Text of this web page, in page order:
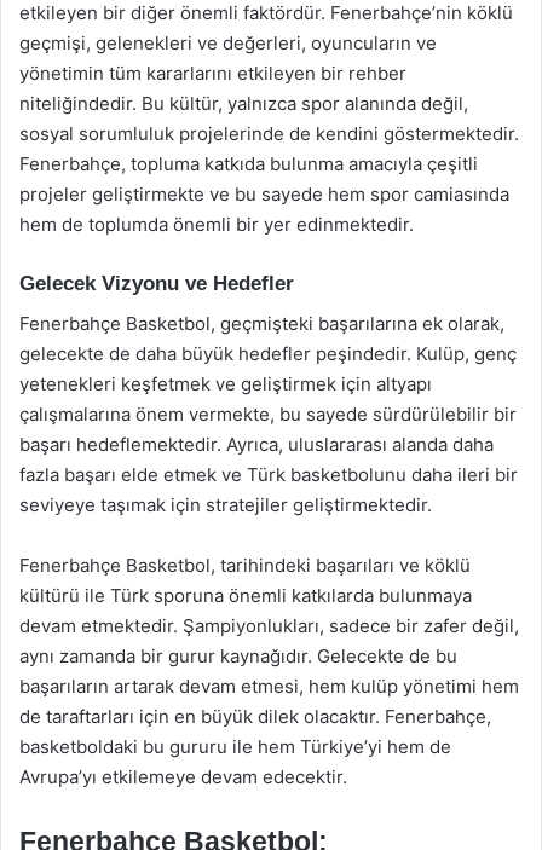
etkileyen bir diğer önemli faktördür. Fenerbahçe’nin köklü
geçmişi, gelenekleri ve değerleri, oyuncuların ve
yönetimin tüm kararlarını etkileyen bir rehber
niteliğindedir. Bu kültür, yalnızca spor alanında değil,
sosyal sorumluluk projelerinde de kendini göstermektedir.
Fenerbahçe, topluma katkıda bulunma amacıyla çeşitli
projeler geliştirmekte ve bu sayede hem spor camiasında
hem de toplumda önemli bir yer edinmektedir.
Gelecek Vizyonu ve Hedefler
Fenerbahçe Basketbol, geçmişteki başarılarına ek olarak,
gelecekte de daha büyük hedefler peşindedir. Kulüp, genç
yetenekleri keşfetmek ve geliştirmek için altyapı
çalışmalarına önem vermekte, bu sayede sürdürülebilir bir
başarı hedeflemektedir. Ayrıca, uluslararası alanda daha
fazla başarı elde etmek ve Türk basketbolunu daha ileri bir
seviyeye taşımak için stratejiler geliştirmektedir.
Fenerbahçe Basketbol, tarihindeki başarıları ve köklü
kültürü ile Türk sporuna önemli katkılarda bulunmaya
devam etmektedir. Şampiyonlukları, sadece bir zafer değil,
aynı zamanda bir gurur kaynağıdır. Gelecekte de bu
başarıların artarak devam etmesi, hem kulüp yönetimi hem
de taraftarları için en büyük dilek olacaktır. Fenerbahçe,
basketboldaki bu gururu ile hem Türkiye’yi hem de
Avrupa’yı etkilemeye devam edecektir.
Fenerbahçe Basketbol: